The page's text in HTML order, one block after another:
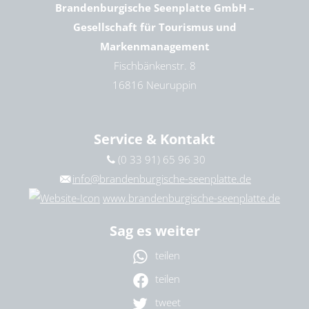
21. August 2026|10:00 – 15:00 Uhr
22. August 2026|10:00 – 15:00 Uhr
23. August 2026|10:00 – 15:00 Uhr
26. August 2026|10:00 – 15:00 Uhr
27. August 2026 |10:00 – 15:00 Uhr
10:00 – 15:00 Uhr
Brandenburgische Seenplatte GmbH –
Gesellschaft für Tourismus und
Markenmanagement
Fischbänkenstr. 8
16816 Neuruppin
Service & Kontakt
(0 33 91) 65 96 30
info@brandenburgische-seenplatte.de
www.brandenburgische-seenplatte.de
Sag es weiter
teilen
teilen
tweet